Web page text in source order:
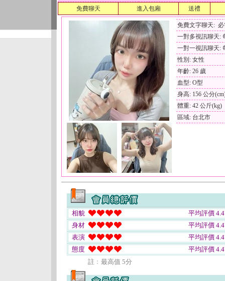
免費聊天 進入包廂 送禮
免費文字聊天:
一對多視訊聊天:
一對一視訊聊天:
性別: 女性
年齡: 26 歲
血型: O型
身高: 156 公分
體重: 42 公斤(kg)
區域: 台北市
相貌
平均評價
身材
平均評價
表演
平均評價
態度
平均評價
註﹕最高值 5分